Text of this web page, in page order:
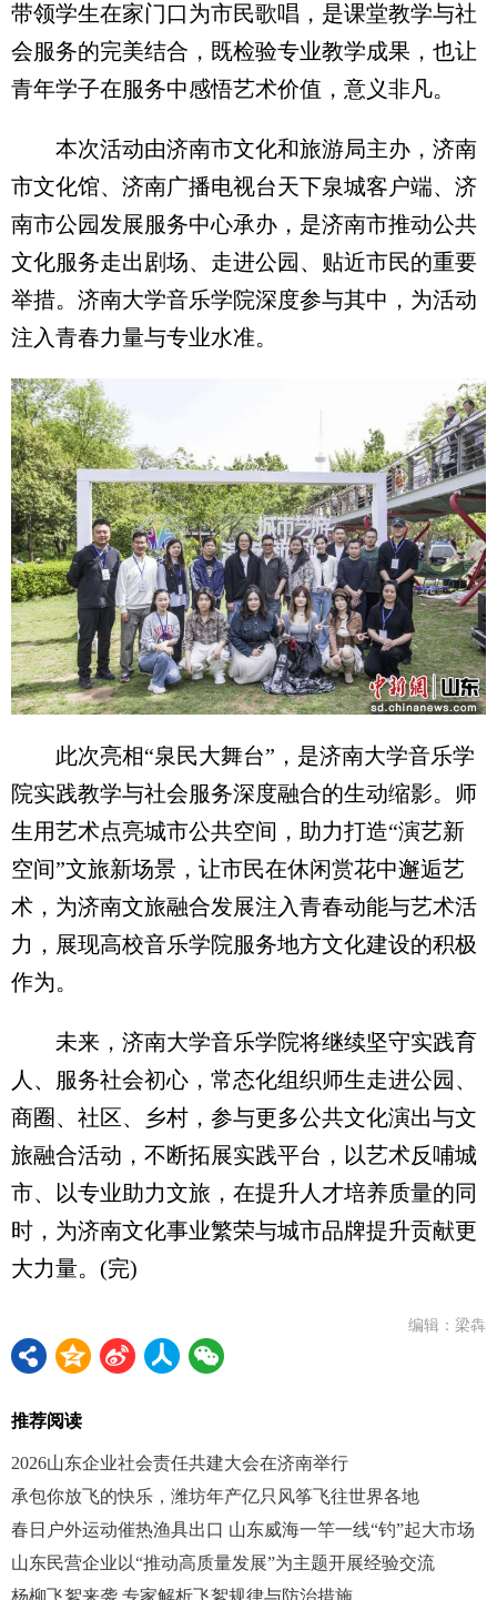
带领学生在家门口为市民歌唱，是课堂教学与社
会服务的完美结合，既检验专业教学成果，也让
青年学子在服务中感悟艺术价值，意义非凡。
本次活动由济南市文化和旅游局主办，济南
市文化馆、济南广播电视台天下泉城客户端、济
南市公园发展服务中心承办，是济南市推动公共
文化服务走出剧场、走进公园、贴近市民的重要
举措。济南大学音乐学院深度参与其中，为活动
注入青春力量与专业水准。
此次亮相“泉民大舞台”，是济南大学音乐学
院实践教学与社会服务深度融合的生动缩影。师
生用艺术点亮城市公共空间，助力打造“演艺新
空间”文旅新场景，让市民在休闲赏花中邂逅艺
术，为济南文旅融合发展注入青春动能与艺术活
力，展现高校音乐学院服务地方文化建设的积极
作为。
未来，济南大学音乐学院将继续坚守实践育
人、服务社会初心，常态化组织师生走进公园、
商圈、社区、乡村，参与更多公共文化演出与文
旅融合活动，不断拓展实践平台，以艺术反哺城
市、以专业助力文旅，在提升人才培养质量的同
时，为济南文化事业繁荣与城市品牌提升贡献更
大力量。(完)
编辑：梁犇
推荐阅读
2026山东企业社会责任共建大会在济南举行
承包你放飞的快乐，潍坊年产亿只风筝飞往世界各地
春日户外运动催热渔具出口 山东威海一竿一线“钓”起大市场
山东民营企业以“推动高质量发展”为主题开展经验交流
杨柳飞絮来袭 专家解析飞絮规律与防治措施